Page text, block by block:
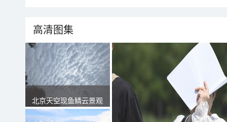
高清图集
北京天空现鱼鳞云景观